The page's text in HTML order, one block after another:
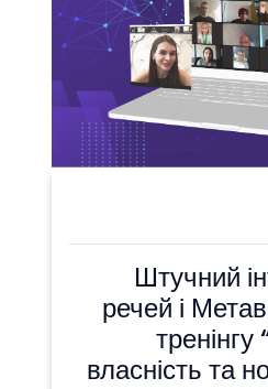
Штучний
речей і
тренінгу
власність та